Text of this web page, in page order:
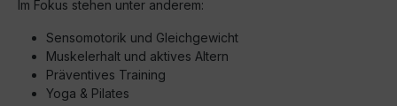
Im Fokus stehen unter anderem:
Sensomotorik und Gleichgewicht
Muskelerhalt und aktives Altern
Präventives Training
Yoga & Pilates